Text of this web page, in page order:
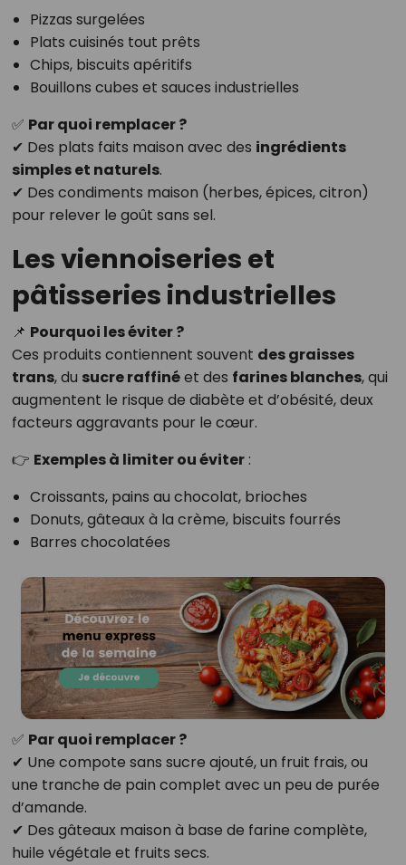
Pizzas surgelées
Plats cuisinés tout prêts
Chips, biscuits apéritifs
Bouillons cubes et sauces industrielles
✅ Par quoi remplacer ?
✔ Des plats faits maison avec des ingrédients
simples et naturels.
✔ Des condiments maison (herbes, épices, citron)
pour relever le goût sans sel.
Les viennoiseries et
pâtisseries industrielles
📌 Pourquoi les éviter ?
Ces produits contiennent souvent des graisses
trans, du sucre raffinéet des farines blanches, qui
augmentent le risque de diabète et d’obésité, deux
facteurs aggravants pour le cœur.
👉 Exemples à limiter ou éviter:
Croissants, pains au chocolat, brioches
Donuts, gâteaux à la crème, biscuits fourrés
Barres chocolatées
✅ Par quoi remplacer ?
✔ Une compote sans sucre ajouté, un fruit frais, ou
une tranche de pain complet avec un peu de purée
d’amande.
✔ Des gâteaux maison à base de farine complète,
huile végétale et fruits secs.